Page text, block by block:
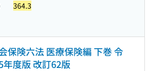
364.3
保険六法 医療保険編 下巻 令
年度版 改訂62版